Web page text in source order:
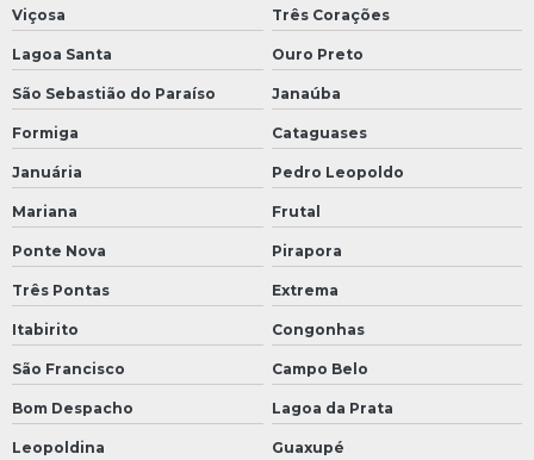
Viçosa Três Corações
Lagoa Santa Ouro Preto
São Sebastião do Paraíso Janaúba
Formiga Cataguases
Januária Pedro Leopoldo
Mariana Frutal
Ponte Nova Pirapora
Três Pontas Extrema
Itabirito Congonhas
São Francisco Campo Belo
Bom Despacho Lagoa da Prata
Leopoldina Guaxupé